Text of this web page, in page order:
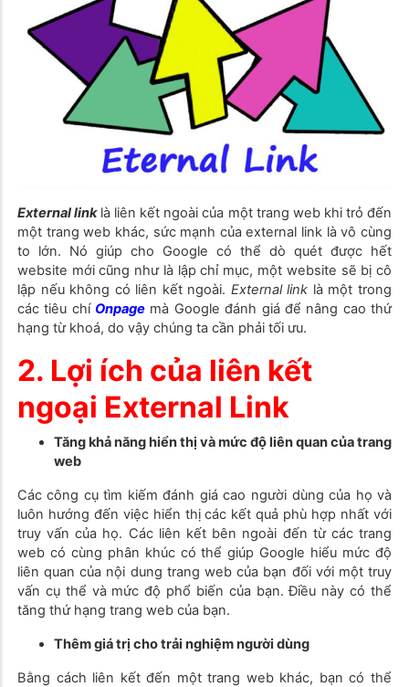
External linklà liên kết ngoài của một trang web khi trỏ đến
một trang web khác, sức mạnh của external link là vô cùng
to lớn. Nó giúp cho Google có thể dò quét được hết
website mới cũng như là lập chỉ mục, một website sẽ bị cô
lập nếu không có liên kết ngoài. External link là một trong
các tiêu chí Onpage mà Google đánh giá để nâng cao thứ
hạng từ khoá, do vậy chúng ta cần phải tối ưu.
2. Lợi ích của liên kết
ngoại External Link
Tăng khả năng hiển thị và mức độ liên quan của trang
web
Các công cụ tìm kiếm đánh giá cao người dùng của họ và
luôn hướng đến việc hiển thị các kết quả phù hợp nhất với
truy vấn của họ. Các liên kết bên ngoài đến từ các trang
web có cùng phân khúc có thể giúp Google hiểu mức độ
liên quan của nội dung trang web của bạn đối với một truy
vấn cụ thể và mức độ phổ biến của bạn. Điều này có thể
tăng thứ hạng trang web của bạn.
Thêm giá trị cho trải nghiệm người dùng
Bằng cách liên kết đến một trang web khác, bạn có thể